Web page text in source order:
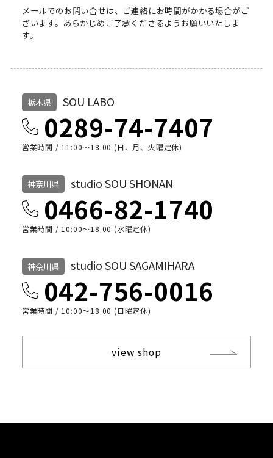
メールでのお問い合せは、ご連絡にお時間がかかる場合がご
ざいます。 あらかじめご了承くださるようお願いいたしま
す。
栃木県 SOU LABO
0289-74-7407
営業時間 / 11:00～18:00 (日、月、火曜定休)
神奈川県 studio SOU SHONAN
0466-82-1740
営業時間 / 10:00〜18:00 (水曜定休)
神奈川県 studio SOU SAGAMIHARA
042-756-0016
営業時間 / 10:00〜18:00 (日曜定休)
view shop